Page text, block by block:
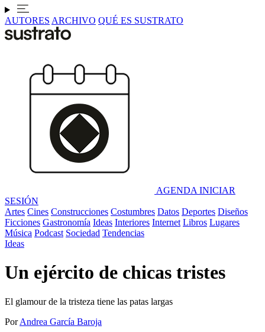
AUTORES ARCHIVO QUÉ ES SUSTRATO
AGENDA INICIAR
SESIÓN
Artes Cines Construcciones Costumbres Datos Deportes Diseños
Ficciones Gastronomía Ideas Interiores Internet Libros Lugares
Música Podcast Sociedad Tendencias
Ideas
Un ejército de chicas tristes
El glamour de la tristeza tiene las patas largas
Por Andrea García Baroja